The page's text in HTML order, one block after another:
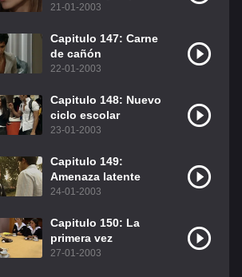
21-01-2003
Capitulo 147: Carne
de cañón
22-01-2003
Capitulo 148: Nuevo
ciclo escolar
23-01-2003
Capitulo 149:
Amenaza latente
24-01-2003
Capitulo 150: La
primera vez
27-01-2003